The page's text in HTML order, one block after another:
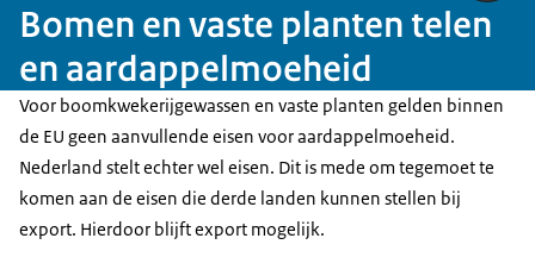
Bomen en vaste planten telen
en aardappelmoeheid
Voor boomkwekerijgewassen en vaste planten gelden binnen
de EU geen aanvullende eisen voor aardappelmoeheid.
Nederland stelt echter wel eisen. Dit is mede om tegemoet te
komen aan de eisen die derde landen kunnen stellen bij
export. Hierdoor blijft export mogelijk.